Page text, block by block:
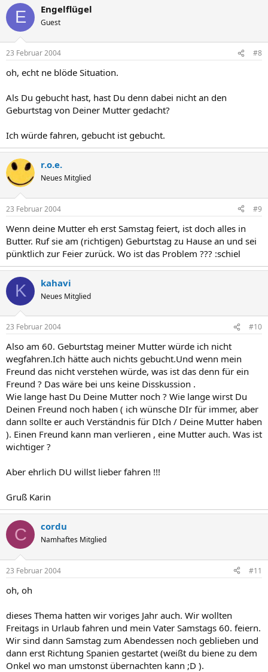
E Engelflügel
Guest
23 Februar 2004 #8
oh, echt ne blöde Situation.
Als Du gebucht hast, hast Du denn dabei nicht an den
Geburtstag von Deiner Mutter gedacht?
Ich würde fahren, gebucht ist gebucht.
r.o.e.
Neues Mitglied
23 Februar 2004 #9
Wenn deine Mutter eh erst Samstag feiert, ist doch alles in
Butter. Ruf sie am (richtigen) Geburtstag zu Hause an und sei
pünktlich zur Feier zurück. Wo ist das Problem ??? :schiel
K kahavi
Neues Mitglied
23 Februar 2004 #10
Also am 60. Geburtstag meiner Mutter würde ich nicht
wegfahren.Ich hätte auch nichts gebucht.Und wenn mein
Freund das nicht verstehen würde, was ist das denn für ein
Freund ? Das wäre bei uns keine Disskussion .
Wie lange hast Du Deine Mutter noch ? Wie lange wirst Du
Deinen Freund noch haben ( ich wünsche DIr für immer, aber
dann sollte er auch Verständnis für DIch / Deine Mutter haben
). Einen Freund kann man verlieren , eine Mutter auch. Was ist
wichtiger ?
Aber ehrlich DU willst lieber fahren !!!
Gruß Karin
C cordu
Namhaftes Mitglied
23 Februar 2004 #11
oh, oh
dieses Thema hatten wir voriges Jahr auch. Wir wollten
Freitags in Urlaub fahren und mein Vater Samstags 60. feiern.
Wir sind dann Samstag zum Abendessen noch geblieben und
dann erst Richtung Spanien gestartet (weißt du biene zu dem
Onkel wo man umstonst übernachten kann ;D ).